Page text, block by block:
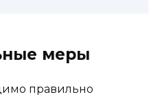
меры
правильно